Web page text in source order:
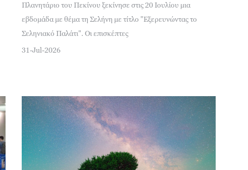
Πλανητάριο του Πεκίνου ξεκίνησε στις 20 Ιουλίου μια
εβδομάδα με θέμα τη Σελήνη με τίτλο "Εξερευνώντας το
Σεληνιακό Παλάτι". Οι επισκέπτες
31-Jul-2026